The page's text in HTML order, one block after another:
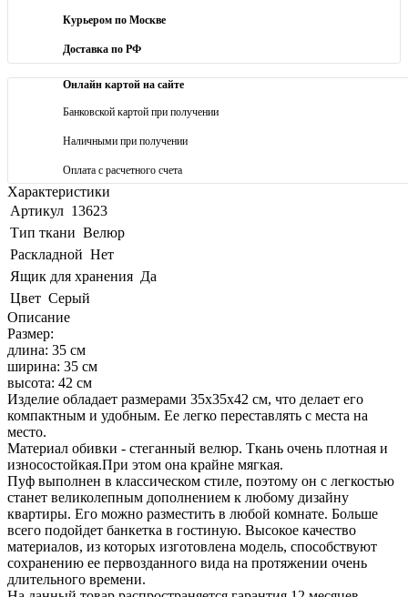
Курьером по Москве
Доставка по РФ
Онлайн картой на сайте
Банковской картой при получении
Наличными при получении
Оплата с расчетного счета
Характеристики
Артикул 13623
Тип ткани Велюр
Раскладной Нет
Ящик для хранения Да
Цвет Серый
Описание
Размер:
длина: 35 см
ширина: 35 см
высота: 42 см
Изделие обладает размерами 35x35x42 см, что делает его
компактным и удобным. Ее легко переставлять с места на
место.
Материал обивки - стеганный велюр. Ткань очень плотная и
износостойкая.При этом она крайне мягкая.
Пуф выполнен в классическом стиле, поэтому он с легкостью
станет великолепным дополнением к любому дизайну
квартиры. Его можно разместить в любой комнате. Больше
всего подойдет банкетка в гостиную. Высокое качество
материалов, из которых изготовлена модель, способствуют
сохранению ее первозданного вида на протяжении очень
длительного времени.